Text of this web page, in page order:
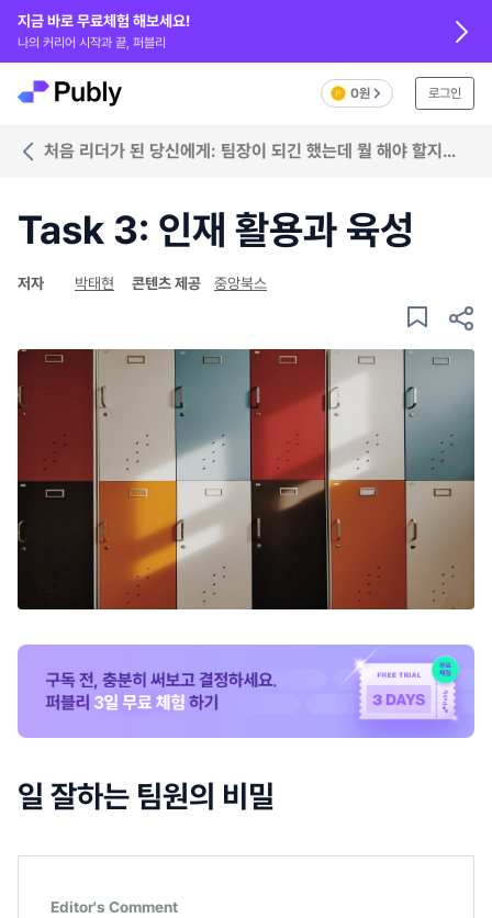
지금 바로 무료체험 해보세요!
나의 커리어 시작과 끝, 퍼블리
0원 로그인
처음 리더가 된 당신에게: 팀장이 되긴 했는데 뭘 해야 할지
Task 3: 인재 활용과 육성
저자 박태현 콘텐츠 제공 중앙북스
일 잘하는 팀원의 비밀
Editor's Comment